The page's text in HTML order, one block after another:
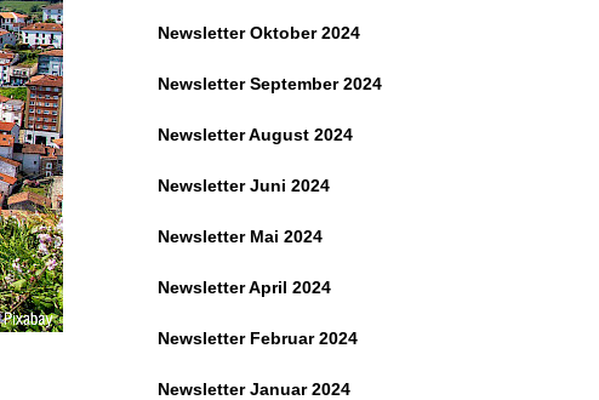
Newsletter Oktober 2024
Newsletter September 2024
Newsletter August 2024
Newsletter Juni 2024
Newsletter Mai 2024
Newsletter April 2024
Newsletter Februar 2024
Newsletter Januar 2024